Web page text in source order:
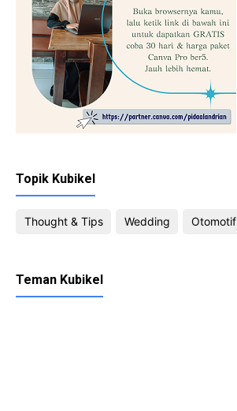
Topik Kubikel
Thought & Tips Wedding Otomotif
Teman Kubikel